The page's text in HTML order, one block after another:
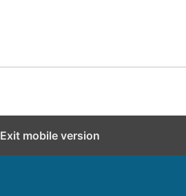
Exit mobile version